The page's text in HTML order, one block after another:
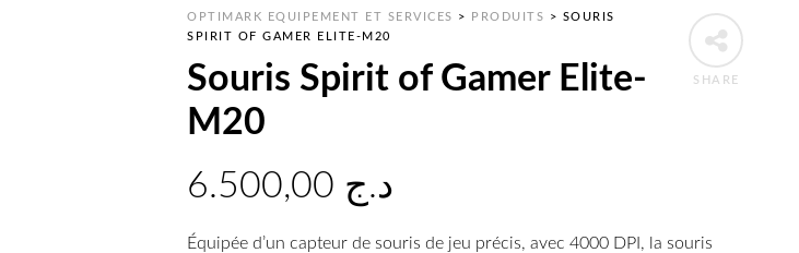
SHARE
OPTIMARK EQUIPEMENT ET SERVICES > PRODUITS > SOURIS
SPIRIT OF GAMER ELITE-M20
Souris Spirit of Gamer Elite-
M20
د.ج
Équipée d’un capteur de souris de jeu précis, avec 4000 DPI, la souris